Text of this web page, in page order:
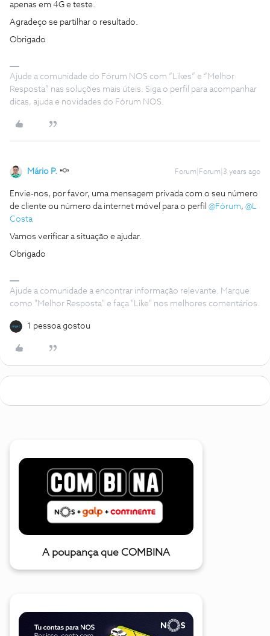
apenas em 4G e teste.
Agradeço se partilhar o resultado.
Obrigado
Ajude a comunidade do Fórum NOS com “Likes” e “Melhor
Resposta” nas soluções mais úteis. Siga o perfil para acompanhar
dicas, ajuda e novidades do Fórum NOS.
Mário P. Forum|Forum|3 years ago
Envie-nos, por favor, uma mensagem privada com o seu número
de cliente ou número da internet móvel para o perfil @Fórum, @L
Costa
Vamos verificar a situação e ajudar.
Obrigado
Ajude a comunidade a encontrar informação relevante. Marque
como "Melhor Resposta" e faça "Like" nos melhores comentários.
1 pessoa gostou
A poupança que COMBINA